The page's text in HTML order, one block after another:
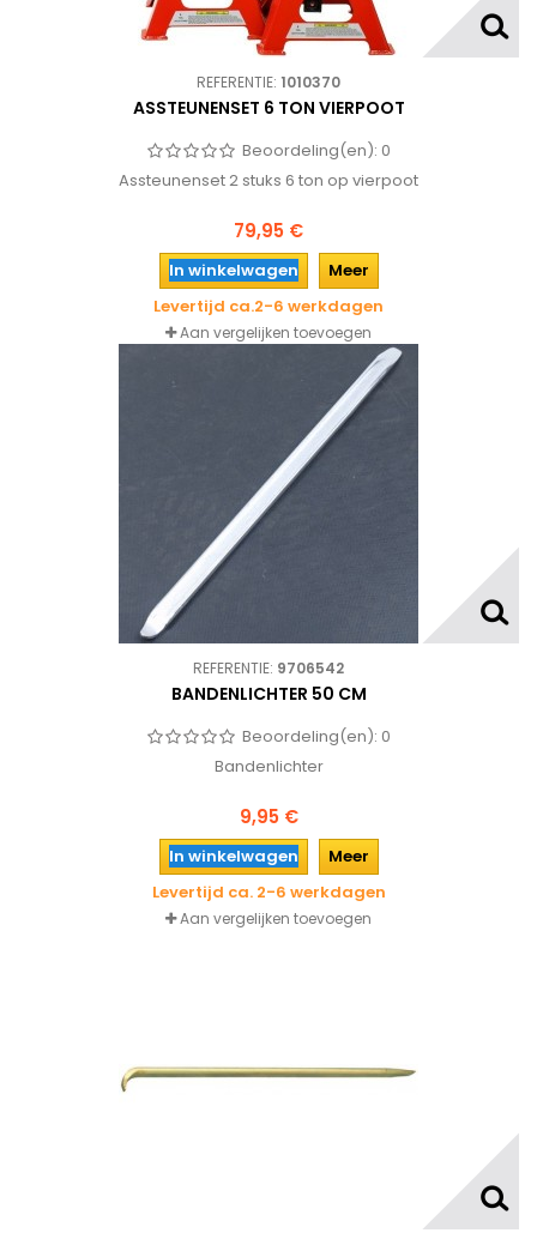
REFERENTIE: 1010370
ASSTEUNENSET 6 TON VIERPOOT
Beoordeling(en): 0
Assteunenset 2 stuks 6 ton op vierpoot
79,95 €
In winkelwagen
Meer
Levertijd ca.2-6 werkdagen
Aan vergelijken toevoegen
REFERENTIE: 9706542
BANDENLICHTER 50 CM
Beoordeling(en): 0
Bandenlichter
9,95 €
In winkelwagen
Meer
Levertijd ca. 2-6 werkdagen
Aan vergelijken toevoegen